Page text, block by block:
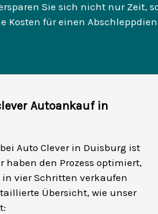
Sie sich nicht nur Zeit,
Kosten für einen
Autoankauf in
Auto Clever in Duisburg ist
den Prozess optimiert,
in vier Schritten verkaufen
Übersicht, wie unser